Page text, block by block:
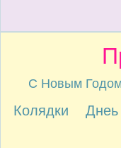
С Новым
Колядки
Днеь